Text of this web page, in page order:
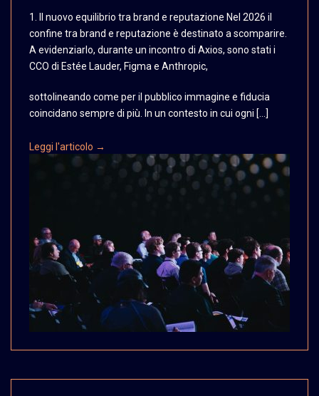
1. Il nuovo equilibrio tra brand e reputazione Nel 2026 il
confine tra brand e reputazione è destinato a scomparire.
A evidenziarlo, durante un incontro di Axios, sono stati i
CCO di Estée Lauder, Figma e Anthropic,
sottolineando come per il pubblico immagine e fiducia
coincidano sempre di più. In un contesto in cui ogni […]
Leggi l'articolo →